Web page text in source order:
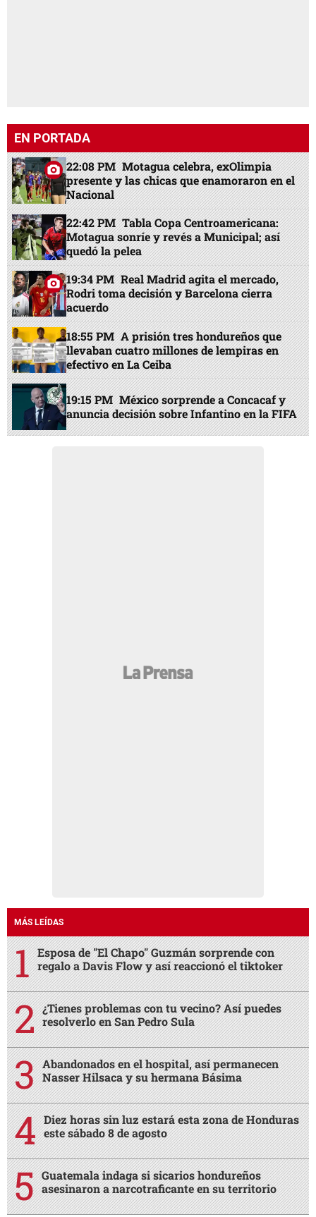
EN PORTADA
22:08 PM Motagua celebra, exOlimpia
presente y las chicas que enamoraron en el
Nacional
22:42 PM Tabla Copa Centroamericana:
Motagua sonríe y revés a Municipal; así
quedó la pelea
19:34 PM Real Madrid agita el mercado,
Rodri toma decisión y Barcelona cierra
acuerdo
18:55 PM A prisión tres hondureños que
llevaban cuatro millones de lempiras en
efectivo en La Ceiba
19:15 PM México sorprende a Concacaf y
anuncia decisión sobre Infantino en la FIFA
MÁS LEÍDAS
Esposa de "El Chapo" Guzmán sorprende con
regalo a Davis Flow y así reaccionó el tiktoker
¿Tienes problemas con tu vecino? Así puedes
resolverlo en San Pedro Sula
Abandonados en el hospital, así permanecen
Nasser Hilsaca y su hermana Básima
Diez horas sin luz estará esta zona de Honduras
este sábado 8 de agosto
Guatemala indaga si sicarios hondureños
asesinaron a narcotraficante en su territorio